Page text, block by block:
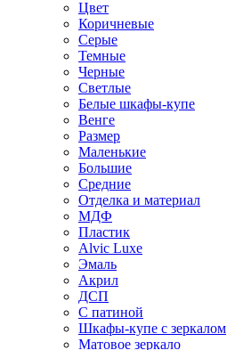
Цвет
Коричневые
Серые
Темные
Черные
Светлые
Белые шкафы-купе
Венге
Размер
Маленькие
Большие
Средние
Отделка и материал
МДФ
Пластик
Alvic Luxe
Эмаль
Акрил
ДСП
С патиной
Шкафы-купе с зеркалом
Матовое зеркало